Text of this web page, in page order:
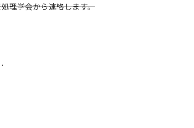
理学会から連絡します。